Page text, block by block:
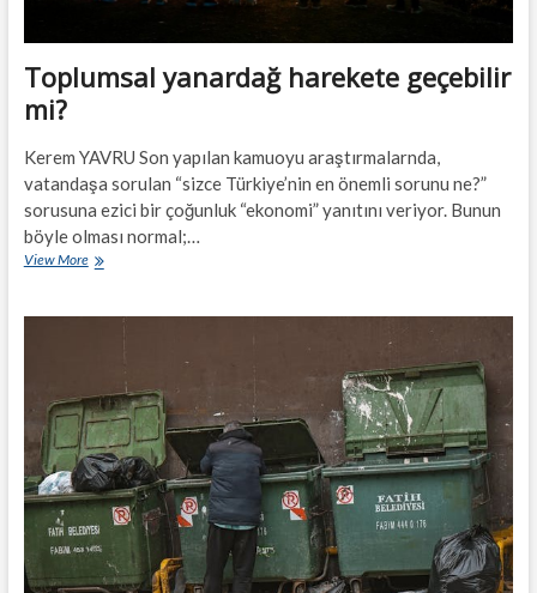
Toplumsal yanardağ harekete geçebilir
mi?
Kerem YAVRU Son yapılan kamuoyu araştırmalarnda,
vatandaşa sorulan “sizce Türkiye’nin en önemli sorunu ne?”
sorusuna ezici bir çoğunluk “ekonomi” yanıtını veriyor. Bunun
böyle olması normal;…
View MoreToplumsal
geçebilir